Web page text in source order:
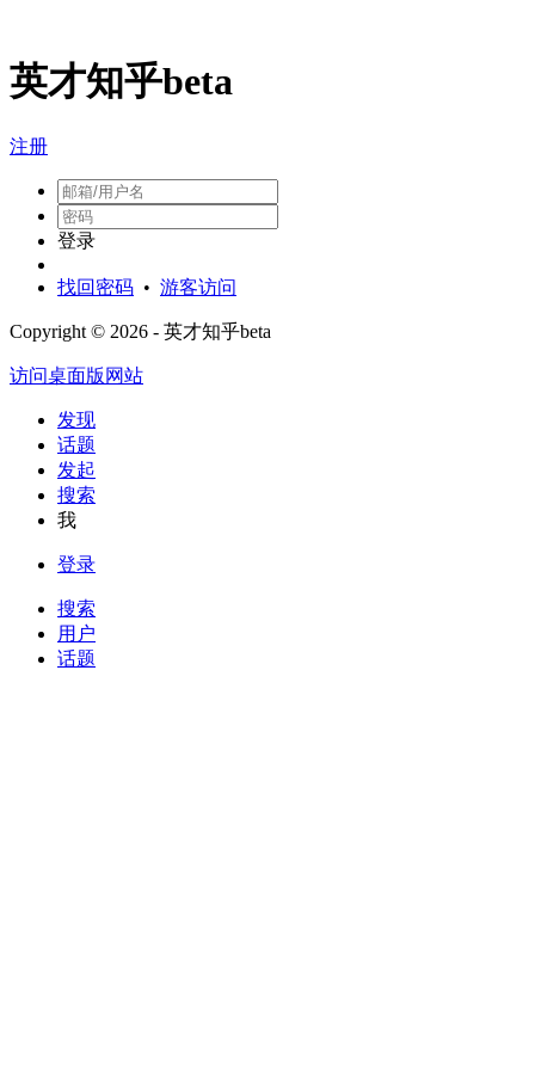
英才知乎beta
注册
登录
找回密码 • 游客访问
Copyright © 2026 - 英才知乎beta
访问桌面版网站
发现
话题
发起
搜索
我
登录
搜索
用户
话题